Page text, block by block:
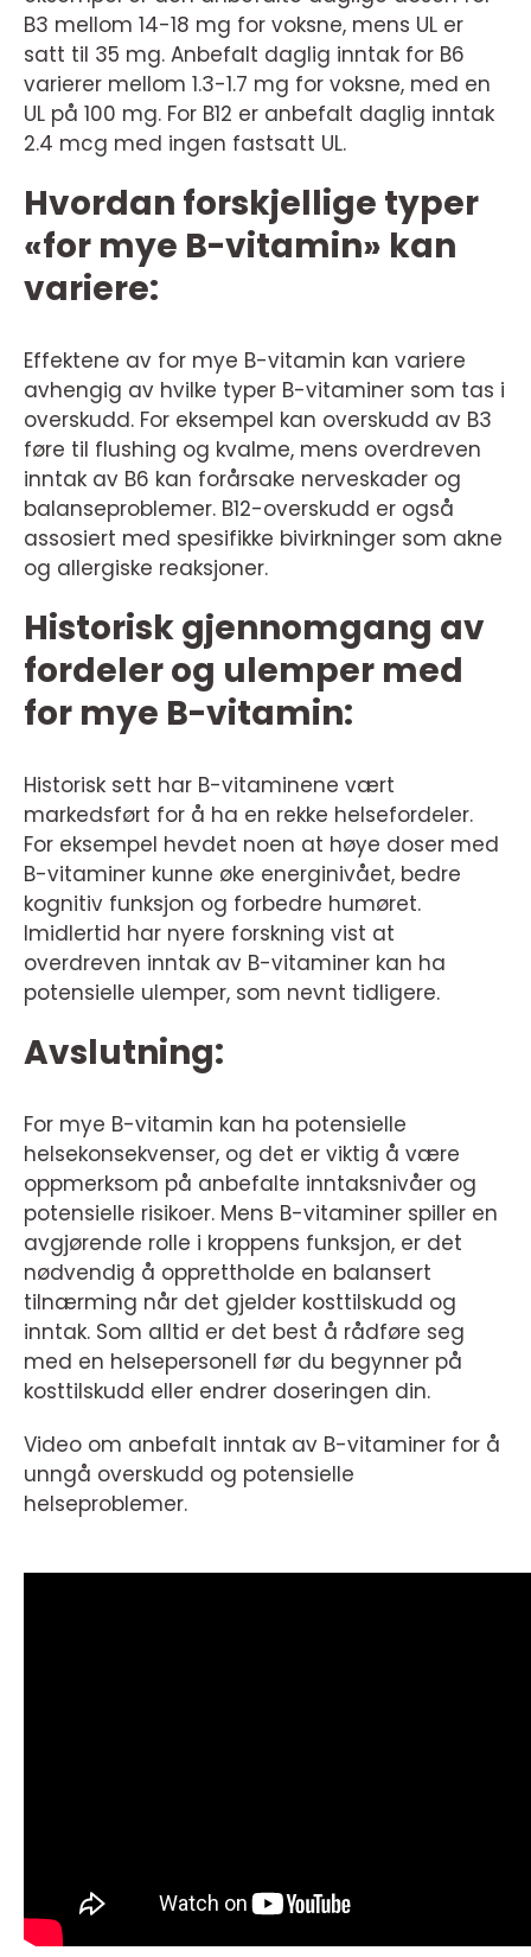
B3 mellom 14-18 mg for voksne, mens UL er
satt til 35 mg. Anbefalt daglig inntak for B6
varierer mellom 1.3-1.7 mg for voksne, med en
UL på 100 mg. For B12 er anbefalt daglig inntak
2.4 mcg med ingen fastsatt UL.
Hvordan forskjellige typer
«for mye B-vitamin» kan
variere:
Effektene av for mye B-vitamin kan variere
avhengig av hvilke typer B-vitaminer som tas i
overskudd. For eksempel kan overskudd av B3
føre til flushing og kvalme, mens overdreven
inntak av B6 kan forårsake nerveskader og
balanseproblemer. B12-overskudd er også
assosiert med spesifikke bivirkninger som akne
og allergiske reaksjoner.
Historisk gjennomgang av
fordeler og ulemper med
for mye B-vitamin:
Historisk sett har B-vitaminene vært
markedsført for å ha en rekke helsefordeler.
For eksempel hevdet noen at høye doser med
B-vitaminer kunne øke energinivået, bedre
kognitiv funksjon og forbedre humøret.
Imidlertid har nyere forskning vist at
overdreven inntak av B-vitaminer kan ha
potensielle ulemper, som nevnt tidligere.
Avslutning:
For mye B-vitamin kan ha potensielle
helsekonsekvenser, og det er viktig å være
oppmerksom på anbefalte inntaksnivåer og
potensielle risikoer. Mens B-vitaminer spiller en
avgjørende rolle i kroppens funksjon, er det
nødvendig å opprettholde en balansert
tilnærming når det gjelder kosttilskudd og
inntak. Som alltid er det best å rådføre seg
med en helsepersonell før du begynner på
kosttilskudd eller endrer doseringen din.
Video om anbefalt inntak av B-vitaminer for å
unngå overskudd og potensielle
helseproblemer.